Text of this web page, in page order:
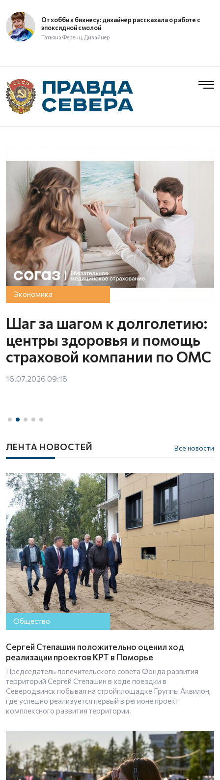
От хобби к бизнесу: дизайнер рассказала о работе с
эпоксидной смолой
Татьяна Ференц, Дизайнер
Экономика
Шаг за шагом к долголетию:
центры здоровья и помощь
страховой компании по ОМС
16.07.2026 09:18
ЛЕНТА НОВОСТЕЙ Все новости
Общество
Сергей Степашин положительно оценил ход
реализации проектов КРТ в Поморье
Председатель попечительского совета Фонда развития
территорий Сергей Степашин в ходе поездки в
Северодвинск побывал на стройплощадке Группы Аквилон,
где успешно реализуется первый в регионе проект
комплексного развития территории.